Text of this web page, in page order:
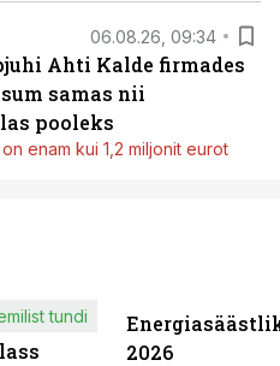
06.08.26, 09:34
Ahti Kalde firmades
samas nii
pooleks
enam kui 1,2 miljonit eurot
tundi
2026